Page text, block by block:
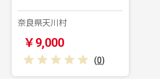
奈良県天川村
￥9,000
(0)